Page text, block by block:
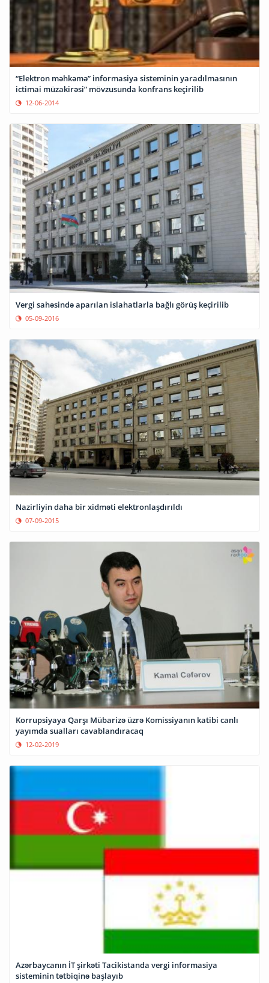
“Elektron məhkəmə” informasiya sisteminin yaradılmasının
ictimai müzakirəsi” mövzusunda konfrans keçirilib
12-06-2014
Vergi sahəsində aparılan islahatlarla bağlı görüş keçirilib
05-09-2016
Nazirliyin daha bir xidməti elektronlaşdırıldı
07-09-2015
Korrupsiyaya Qarşı Mübarizə üzrə Komissiyanın katibi canlı
yayımda sualları cavablandıracaq
12-02-2019
Azərbaycanın İT şirkəti Tacikistanda vergi informasiya
sisteminin tətbiqinə başlayıb